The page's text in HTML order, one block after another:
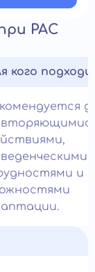
РАС
кого
и